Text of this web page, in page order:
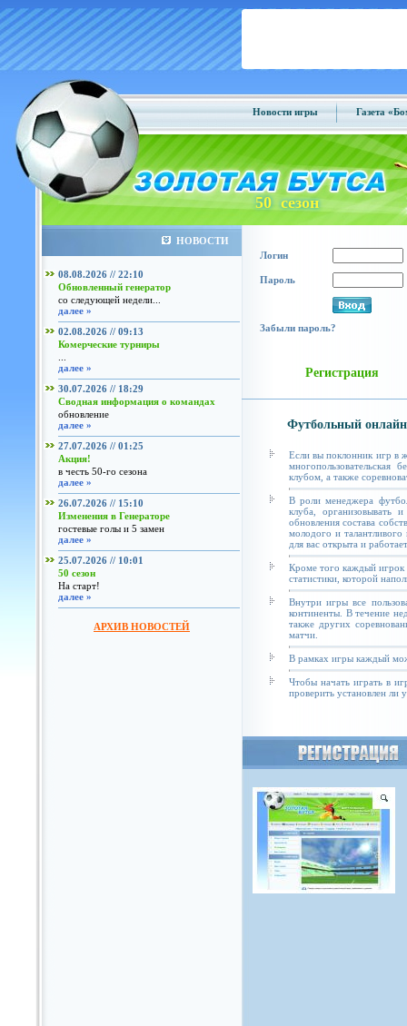
Новости игры Газета
50 сезон
НОВОСТИ
08.08.2026 // 22:10
Обновленный генератор
со следующей недели...
далее »
02.08.2026 // 09:13
Комерческие турниры
далее »
30.07.2026 // 18:29
Сводная информация о командах
обновление
далее »
27.07.2026 // 01:25
Акция!
в честь 50-го сезона
далее »
26.07.2026 // 15:10
Изменения в Генераторе
гостевые голы и 5 замен
далее »
25.07.2026 // 10:01
50 сезон
На старт!
далее »
АРХИВ НОВОСТЕЙ
Логин
Пароль
Забыли пароль?
Регистрация
Футбольный
Если вы поклонник игр в
клубом, а также
В роли менеджера
клуба, организовывать
обновления состава
молодого и талантливого
для вас открыта и
Кроме того каждый игрок
статистики, которой
Внутри игры все
континенты. В течение
также других
матчи.
В рамках игры каждый
Чтобы начать играть в
проверить установлен ли